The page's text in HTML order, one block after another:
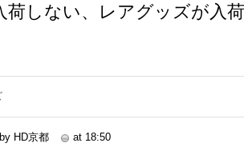
荷しない、レアグッズが入
by HD京都 at 18:50